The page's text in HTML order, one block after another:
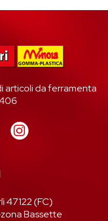
articoli da ferramenta
47122 (FC)
Bassette